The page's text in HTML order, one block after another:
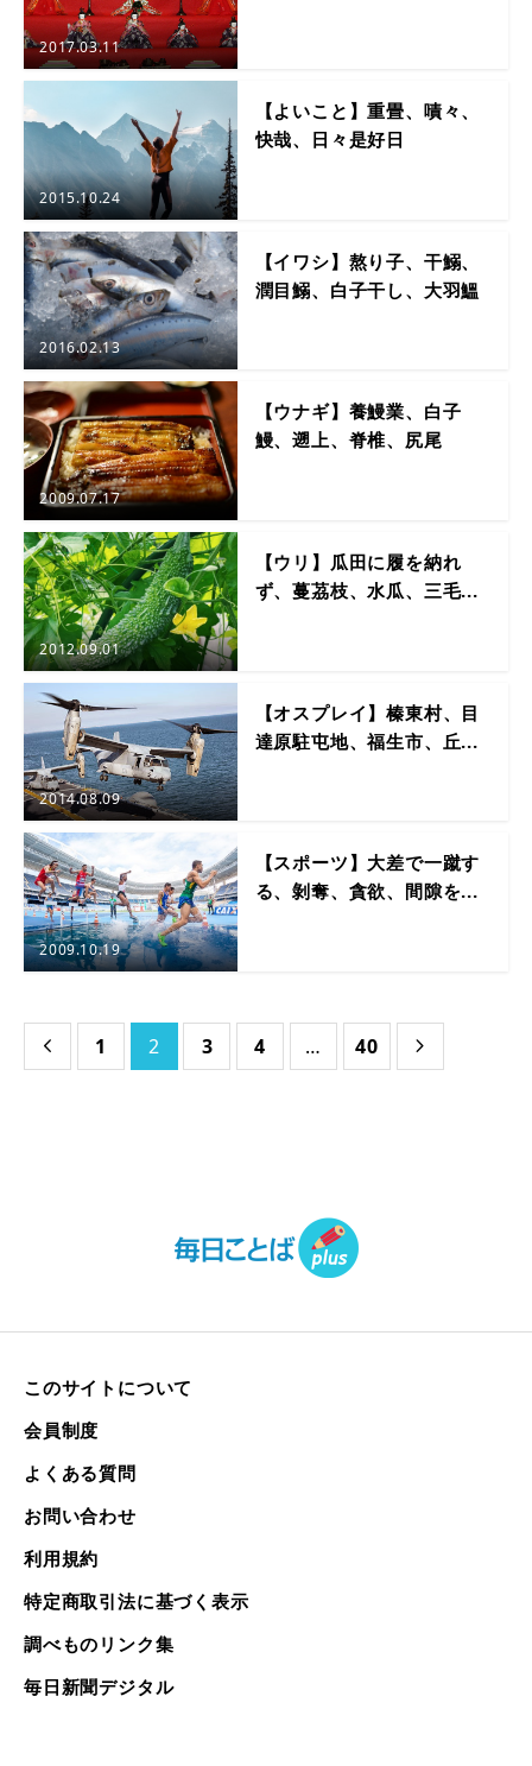
2017.03.11
2015.10.24
【よいこと】重畳、嘖々、
快哉、日々是好日
2016.02.13
【イワシ】熬り子、干鰯、
潤目鰯、白子干し、大羽鰮
2009.07.17
【ウナギ】養鰻業、白子
鰻、遡上、脊椎、尻尾
2012.09.01
【ウリ】瓜田に履を納れ
ず、蔓茘枝、水瓜、三毛...
2014.08.09
【オスプレイ】榛東村、目
達原駐屯地、福生市、丘...
2009.10.19
【スポーツ】大差で一蹴す
る、剝奪、貪欲、間隙を...
 1 2 3 4 … 40 
このサイトについて
会員制度
よくある質問
お問い合わせ
利用規約
特定商取引法に基づく表示
調べものリンク集
毎日新聞デジタル